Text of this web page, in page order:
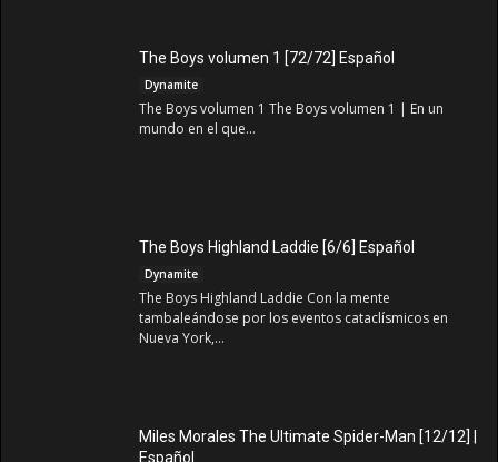
The Boys volumen 1 [72/72] Español
Dynamite
The Boys volumen 1 The Boys volumen 1 | En un
mundo en el que...
The Boys Highland Laddie [6/6] Español
Dynamite
The Boys Highland Laddie Con la mente
tambaleándose por los eventos cataclísmicos en
Nueva York,...
Miles Morales The Ultimate Spider-Man [12/12] |
Español